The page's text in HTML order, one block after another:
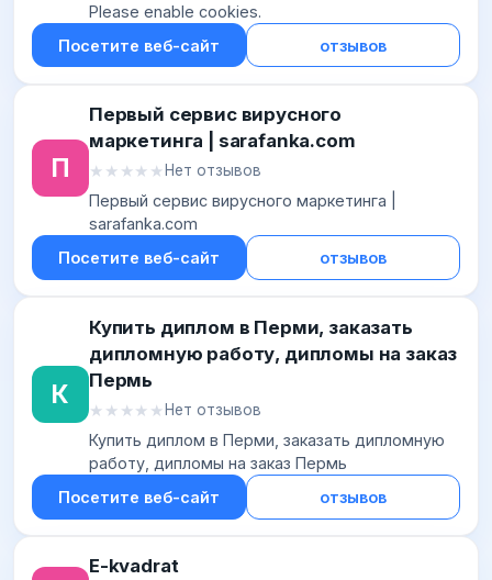
Please enable cookies.
Посетите веб-сайт
отзывов
П
Первый сервис вирусного
маркетинга | sarafanka.com
★★★★★
★★★★★ Нет отзывов
Первый сервис вирусного маркетинга |
sarafanka.com
Посетите веб-сайт
отзывов
К
Купить диплом в Перми, заказать
дипломную работу, дипломы на заказ
Пермь
★★★★★
★★★★★Нет отзывов
Купить диплом в Перми, заказать дипломную
работу, дипломы на заказ Пермь
Посетите веб-сайт
отзывов
E-kvadrat